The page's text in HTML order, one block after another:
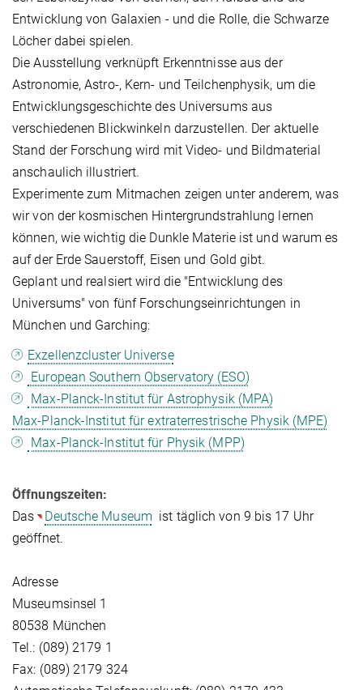
Entwicklung von Galaxien - und die Rolle, die Schwarze
Löcher dabei spielen.
Die Ausstellung verknüpft Erkenntnisse aus der
Astronomie, Astro-, Kern- und Teilchenphysik, um die
Entwicklungsgeschichte des Universums aus
verschiedenen Blickwinkeln darzustellen. Der aktuelle
Stand der Forschung wird mit Video- und Bildmaterial
anschaulich illustriert.
Experimente zum Mitmachen zeigen unter anderem, was
wir von der kosmischen Hintergrundstrahlung lernen
können, wie wichtig die Dunkle Materie ist und warum es
auf der Erde Sauerstoff, Eisen und Gold gibt.
Geplant und realsiert wird die "Entwicklung des
Universums" von fünf Forschungseinrichtungen in
München und Garching:
Exzellenzcluster Universe
European Southern Observatory (ESO)
Max-Planck-Institut für Astrophysik (MPA)
Max-Planck-Institut für extraterrestrische Physik (MPE)
Max-Planck-Institut für Physik (MPP)
Öffnungszeiten:
Das Deutsche Museum ist täglich von 9 bis 17 Uhr
geöffnet.
Adresse
Museumsinsel 1
80538 München
Tel.: (089) 2179 1
Fax: (089) 2179 324